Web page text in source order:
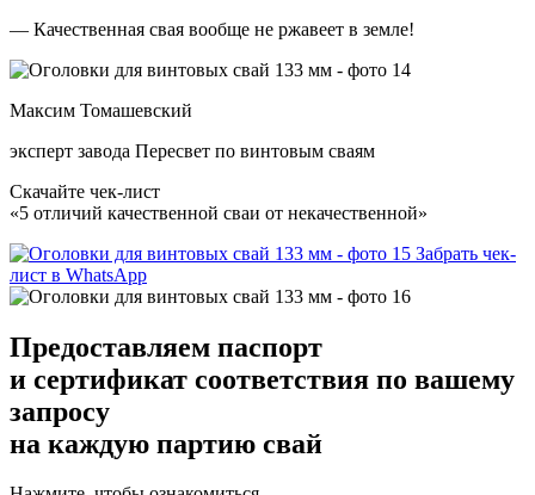
— Качественная свая вообще не ржавеет в земле!
Максим Томашевский
эксперт завода Пересвет по винтовым сваям
Скачайте чек-лист
«5 отличий качественной сваи от некачественной»
Забрать чек-
лист в WhatsApp
Предоставляем паспорт
и сертификат соответствия по вашему
запросу
на каждую партию свай